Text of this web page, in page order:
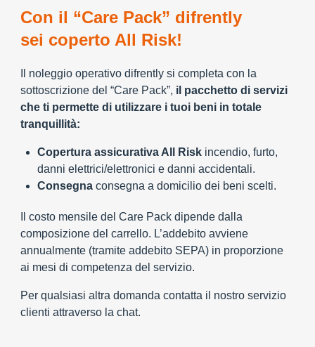
Con il “Care Pack” difrently
sei coperto All Risk!
Il noleggio operativo difrently si completa con la
sottoscrizione del “Care Pack”, il pacchetto di servizi
che ti permette di utilizzare i tuoi beni in totale
tranquillità:
Copertura assicurativa All Risk incendio, furto,
danni elettrici/elettronici e danni accidentali.
Consegna consegna a domicilio dei beni scelti.
Il costo mensile del Care Pack dipende dalla
composizione del carrello. L’addebito avviene
annualmente (tramite addebito SEPA) in proporzione
ai mesi di competenza del servizio.
Per qualsiasi altra domanda contatta il nostro servizio
clienti attraverso la chat.